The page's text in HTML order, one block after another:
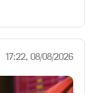
17:22, 08/08/2026